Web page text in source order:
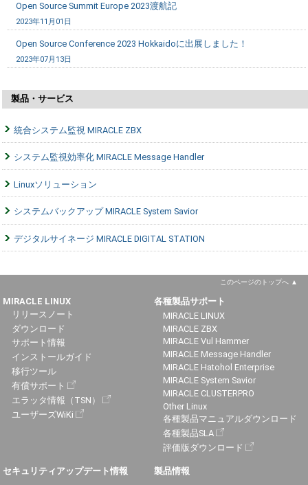
Open Source Summit Europe 2023渡航記
2023年11月01日
Open Source Conference 2023 Hokkaidoに出展しました！
2023年07月13日
製品・サービス
統合システム監視 MIRACLE ZBX
システム監視効率化 MIRACLE Message Handler
Linuxソリューション
システムバックアップ MIRACLE System Savior
デジタルサイネージ MIRACLE DIGITAL STATION
このページのトップへ
MIRACLE LINUX
リリースノート
ダウンロード
サポート情報
インストールガイド
移行ツール
有償サポート
エラッタ情報（TSN）
ユーザーズWiKi
各種製品サポート
MIRACLE LINUX
MIRACLE ZBX
MIRACLE Vul Hammer
MIRACLE Message Handler
MIRACLE Hatohol Enterprise
MIRACLE System Savior
MIRACLE CLUSTERPRO
Other Linux
各種製品マニュアルダウンロード
各種製品SLA
評価版ダウンロード
セキュリティアップデート情報 製品情報